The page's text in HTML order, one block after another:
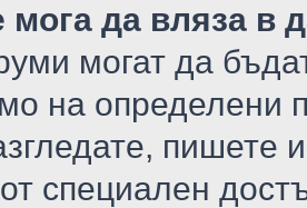
мога да вляза в
могат да
на определени
пишете
специален